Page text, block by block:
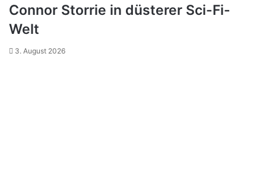
Connor Storrie in düsterer Sci-Fi-
Welt
3. August 2026